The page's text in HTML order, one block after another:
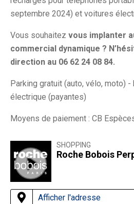
septembre 2024) et voitures
Vous souhaitez vous implanter
commercial dynamique ?
direction au 06 62 24 08 84.
Parking gratuit (auto, vélo, moto)
électrique (payantes)
Moyens de paiement : CB
SHOPPING
Roche Bobois
Afficher l'adresse